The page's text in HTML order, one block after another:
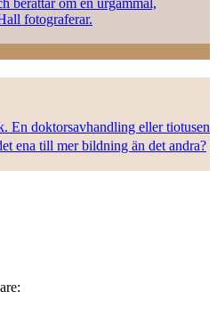
fotograferar.
En doktorsavhandling eller tiotusen
ena till mer bildning än det andra?